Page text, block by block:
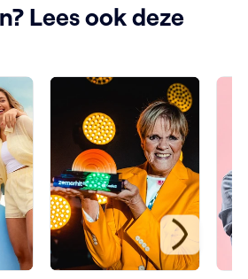
Lees ook deze